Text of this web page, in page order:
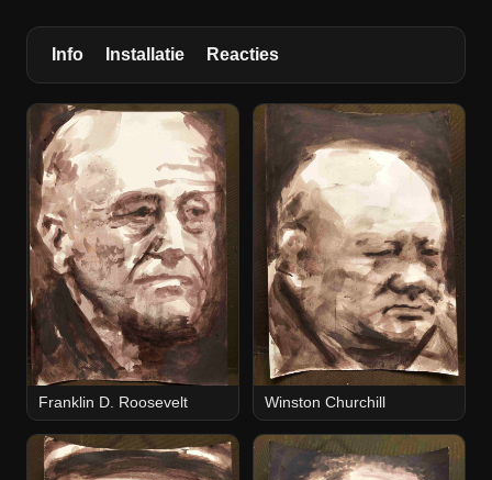
Info Installatie Reacties
Franklin D. Roosevelt Winston Churchill